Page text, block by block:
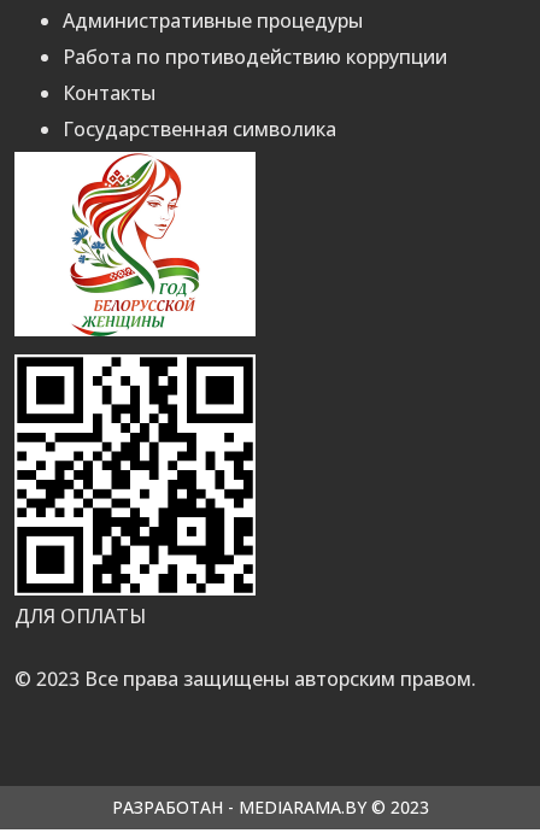
Административные процедуры
Работа по противодействию коррупции
Контакты
Государственная символика
ДЛЯ ОПЛАТЫ
© 2023 Все права защищены авторским правом.
РАЗРАБОТАН - MEDIARAMA.BY © 2023